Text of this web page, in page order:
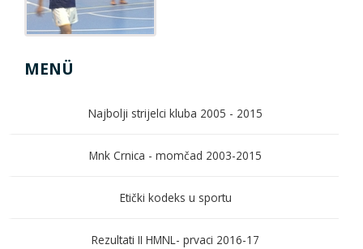
MENÜ
Najbolji strijelci kluba 2005 - 2015
Mnk Crnica - momčad 2003-2015
Etički kodeks u sportu
Rezultati II HMNL- prvaci 2016-17